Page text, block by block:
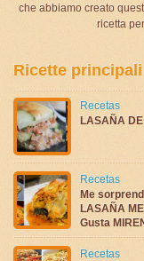
che abbiamo creato
ricetta
Ricette principali
Recetas
LASAÑA
Recetas
Me
LASAÑA
Gusta
Recetas